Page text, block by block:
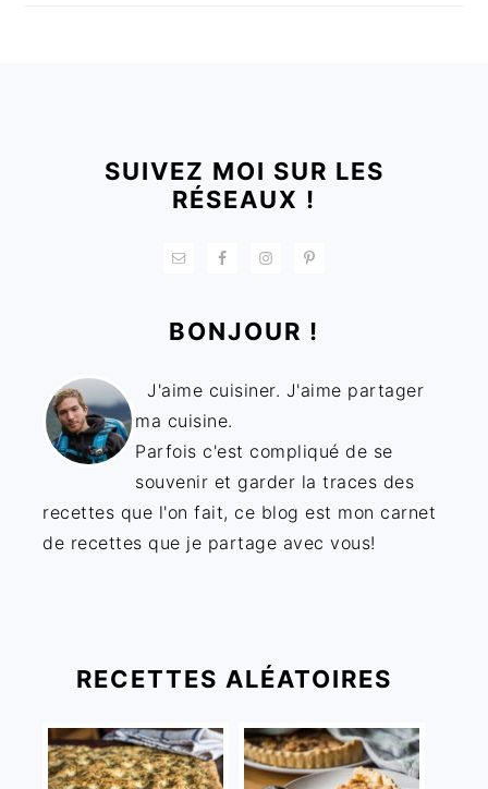
SUIVEZ MOI SUR LES
RÉSEAUX !
BONJOUR !
J'aime cuisiner. J'aime partager
ma cuisine.
Parfois c'est compliqué de se
souvenir et garder la traces des
recettes que l'on fait, ce blog est mon carnet
de recettes que je partage avec vous!
RECETTES ALÉATOIRES